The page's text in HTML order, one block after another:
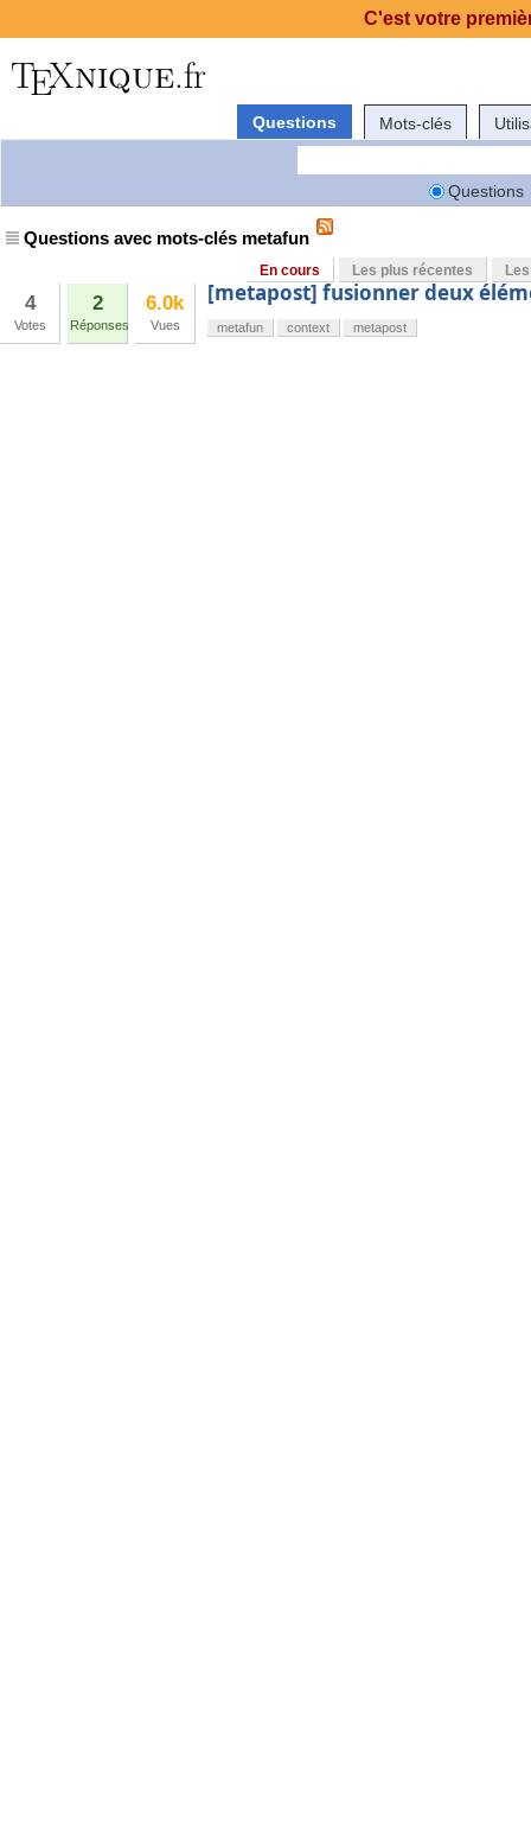
Questions Mots-clés
Questions
Questions avec mots-clés metafun
En cours Les plus récentes
4
Votes
2
Réponses
6.0k
Vues
[metapost] fusionner deux
metafun context metapost
C'est votre